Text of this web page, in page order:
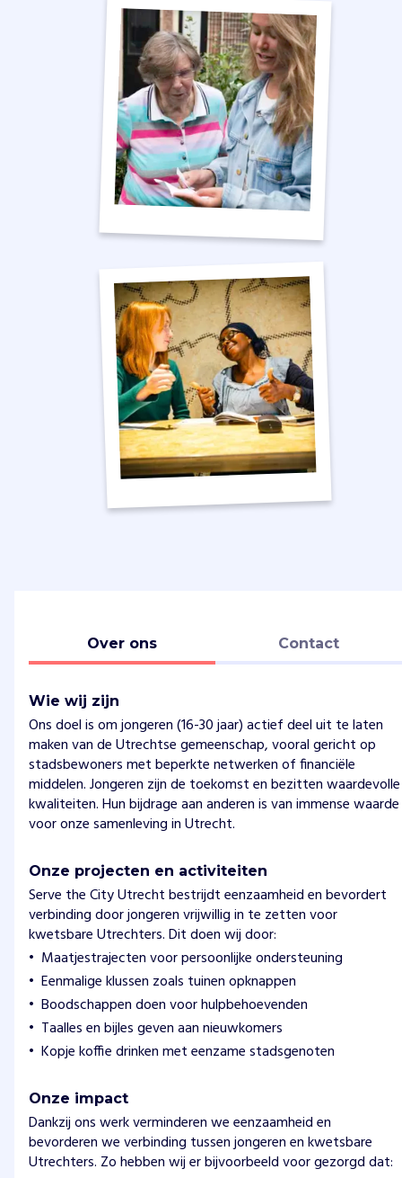
Over ons Contact
Wie wij zijn
Ons doel is om jongeren (16-30 jaar) actief deel uit te laten
maken van de Utrechtse gemeenschap, vooral gericht op
stadsbewoners met beperkte netwerken of financiële
middelen. Jongeren zijn de toekomst en bezitten waardevolle
kwaliteiten. Hun bijdrage aan anderen is van immense waarde
voor onze samenleving in Utrecht.
Onze projecten en activiteiten
Serve the City Utrecht bestrijdt eenzaamheid en bevordert
verbinding door jongeren vrijwillig in te zetten voor
kwetsbare Utrechters. Dit doen wij door:
Maatjestrajecten voor persoonlijke ondersteuning
Eenmalige klussen zoals tuinen opknappen
Boodschappen doen voor hulpbehoevenden
Taalles en bijles geven aan nieuwkomers
Kopje koffie drinken met eenzame stadsgenoten
Onze impact
Dankzij ons werk verminderen we eenzaamheid en
bevorderen we verbinding tussen jongeren en kwetsbare
Utrechters. Zo hebben wij er bijvoorbeeld voor gezorgd dat: